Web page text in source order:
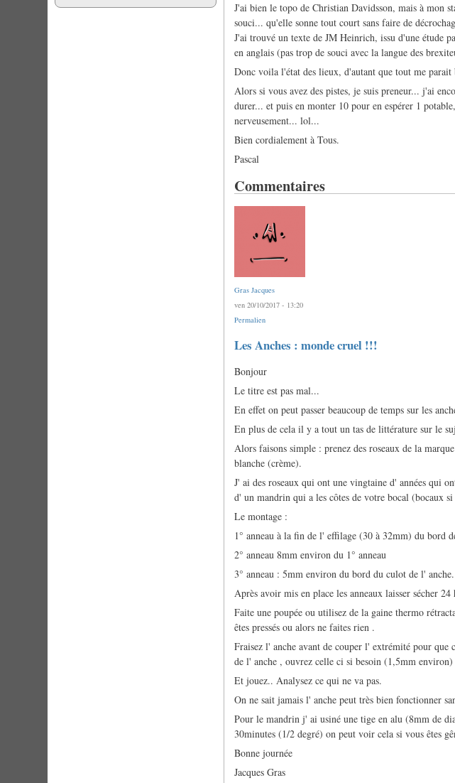
J'ai bien le topo de Christian Davidsson, mais à mon
souci... qu'elle sonne tout court sans faire de
J'ai trouvé un texte de JM Heinrich, issu d'une étude
en anglais (pas trop de souci avec la langue des
Donc voila l'état des lieux, d'autant que tout me
Alors si vous avez des pistes, je suis preneur... j'ai
durer... et puis en monter 10 pour en espérer 1
nerveusement... lol...
Bien cordialement à Tous.
Pascal
Commentaires
Gras Jacques
ven 20/10/2017 - 13:20
Permalien
Les Anches : monde cruel !!!
Bonjour
Le titre est pas mal...
En effet on peut passer beaucoup de temps sur les
En plus de cela il y a tout un tas de littérature sur le
Alors faisons simple : prenez des roseaux de la
blanche (crème).
J' ai des roseaux qui ont une vingtaine d' années qui
d' un mandrin qui a les côtes de votre bocal (bocaux
Le montage :
1° anneau à la fin de l' effilage (30 à 32mm) du bord
2° anneau 8mm environ du 1° anneau
3° anneau : 5mm environ du bord du culot de l' anche.
Après avoir mis en place les anneaux laisser sécher
Faite une poupée ou utilisez de la gaine thermo
êtes pressés ou alors ne faites rien .
Fraisez l' anche avant de couper l' extrémité pour
de l' anche , ouvrez celle ci si besoin (1,5mm environ)
Et jouez.. Analysez ce qui ne va pas.
On ne sait jamais l' anche peut très bien fonctionner
Pour le mandrin j' ai usiné une tige en alu (8mm de
30minutes (1/2 degré) on peut voir cela si vous êtes
Bonne journée
Jacques Gras